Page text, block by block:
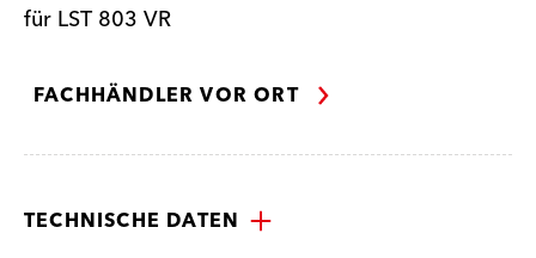
für LST 803 VR
FACHHÄNDLER VOR ORT
TECHNISCHE DATEN